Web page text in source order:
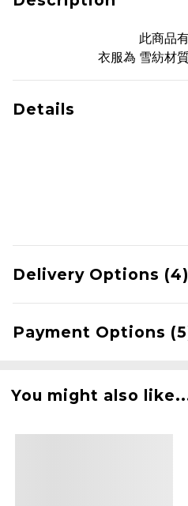
此商品
衣服為 雪紡材
Details
Delivery Options (4)
Payment Options
You might also